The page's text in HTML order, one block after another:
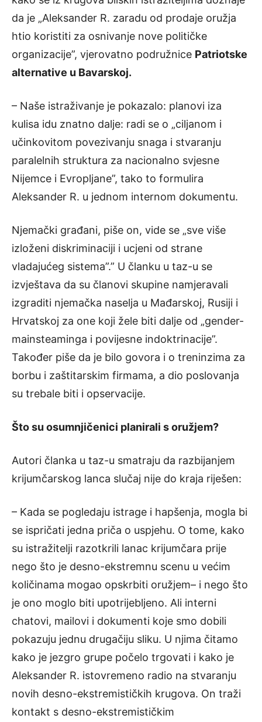
da je „Aleksander R. zaradu od prodaje oružja
htio koristiti za osnivanje nove političke
organizacije”, vjerovatno podružnice Patriotske
alternative u Bavarskoj.
– Naše istraživanje je pokazalo: planovi iza
kulisa idu znatno dalje: radi se o „ciljanom i
učinkovitom povezivanju snaga i stvaranju
paralelnih struktura za nacionalno svjesne
Nijemce i Evropljane”, tako to formulira
Aleksander R. u jednom internom dokumentu.
Njemački građani, piše on, vide se „sve više
izloženi diskriminaciji i ucjeni od strane
vladajućeg sistema”.” U članku u taz-u se
izvještava da su članovi skupine namjeravali
izgraditi njemačka naselja u Mađarskoj, Rusiji i
Hrvatskoj za one koji žele biti dalje od „gender-
mainsteaminga i povijesne indoktrinacije”.
Također piše da je bilo govora i o treninzima za
borbu i zaštitarskim firmama, a dio poslovanja
su trebale biti i opservacije.
Što su osumnjičenici planirali s oružjem?
Autori članka u taz-u smatraju da razbijanjem
krijumčarskog lanca slučaj nije do kraja riješen:
– Kada se pogledaju istrage i hapšenja, mogla bi
se ispričati jedna priča o uspjehu. O tome, kako
su istražitelji razotkrili lanac krijumčara prije
nego što je desno-ekstremnu scenu u većim
količinama mogao opskrbiti oružjem– i nego što
je ono moglo biti upotrijebljeno. Ali interni
chatovi, mailovi i dokumenti koje smo dobili
pokazuju jednu drugačiju sliku. U njima čitamo
kako je jezgro grupe počelo trgovati i kako je
Aleksander R. istovremeno radio na stvaranju
novih desno-ekstremističkih krugova. On traži
kontakt s desno-ekstremističkim